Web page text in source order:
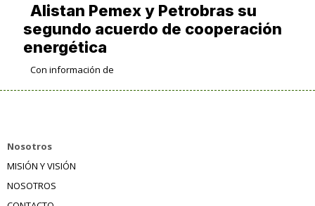
Alistan Pemex y Petrobras su
segundo acuerdo de cooperación
energética
Con información de
Nosotros
MISIÓN Y VISIÓN
NOSOTROS